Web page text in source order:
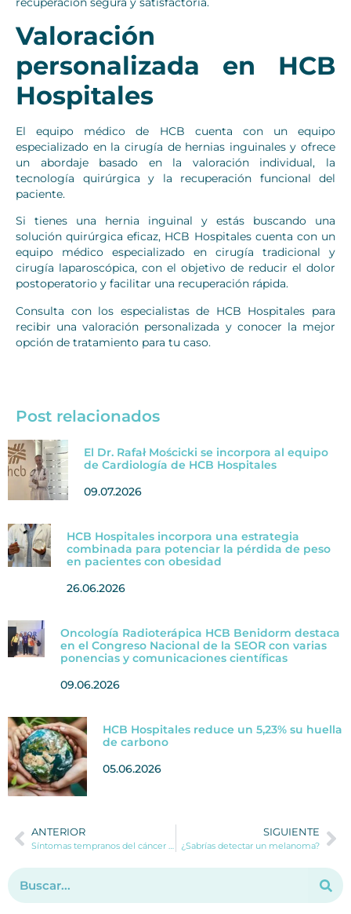
Valoración
personalizada en HCB
Hospitales
El equipo médico de HCB cuenta con un equipo
especializado en la cirugía de hernias inguinales y ofrece
un abordaje basado en la valoración individual, la
tecnología quirúrgica y la recuperación funcional del
paciente.
Si tienes una hernia inguinal y estás buscando una
solución quirúrgica eficaz, HCB Hospitales cuenta con un
equipo médico especializado en cirugía tradicional y
cirugía laparoscópica, con el objetivo de reducir el dolor
postoperatorio y facilitar una recuperación rápida.
Consulta con los especialistas de HCB Hospitales para
recibir una valoración personalizada y conocer la mejor
opción de tratamiento para tu caso.
Post relacionados
El Dr. Rafał Mościcki se incorpora al equipo
de Cardiología de HCB Hospitales
09.07.2026
HCB Hospitales incorpora una estrategia
combinada para potenciar la pérdida de peso
en pacientes con obesidad
26.06.2026
Oncología Radioterápica HCB Benidorm destaca
en el Congreso Nacional de la SEOR con varias
ponencias y comunicaciones científicas
09.06.2026
HCB Hospitales reduce un 5,23% su huella
de carbono
05.06.2026
ANTERIOR
Síntomas tempranos del cáncer de ovario: señales que no debes ignorar
SIGUIENTE
¿Sabrías detectar un melanoma?